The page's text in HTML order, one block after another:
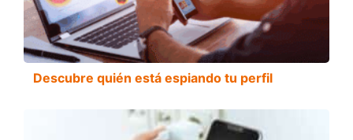
Descubre quién está espiando tu perfil